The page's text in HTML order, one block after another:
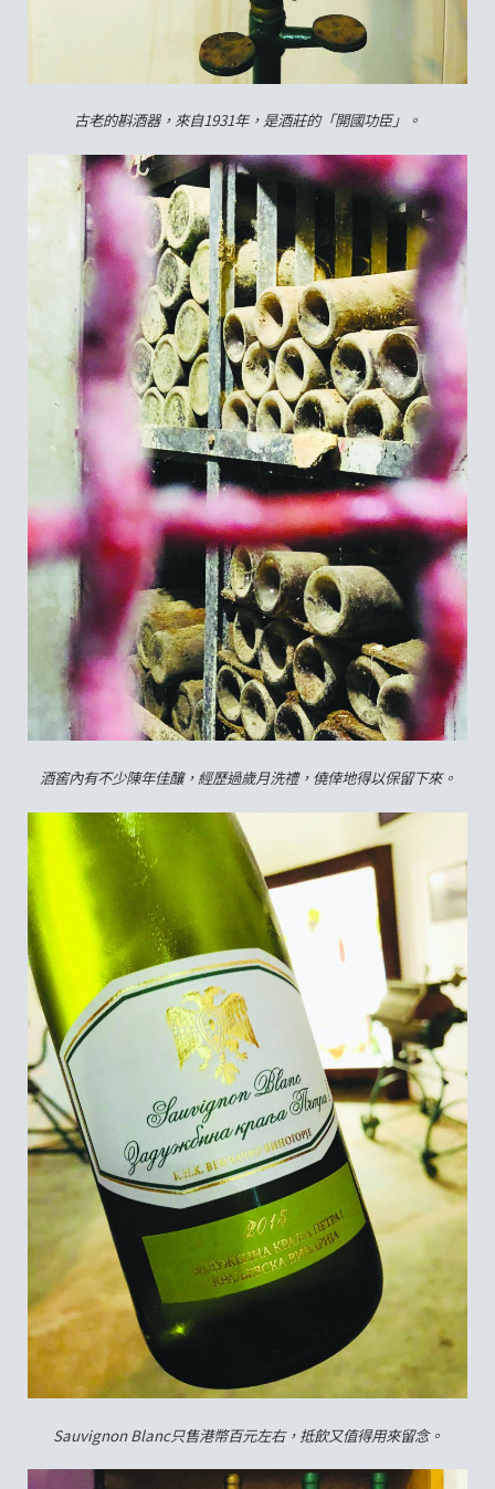
古老的斟酒器，來自1931年，是酒莊的「開國功臣」。
酒窖內有不少陳年佳釀，經歷過歲月洗禮，僥倖地得以保留下來。
Sauvignon Blanc只售港幣百元左右，抵飲又值得用來留念。